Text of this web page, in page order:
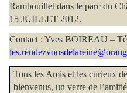
Rambouillet dans le parc du
15 JUILLET 2012.
Contact : Yves BOIREAU –
Tous les Amis et les curieux
bienvenus, un verre de